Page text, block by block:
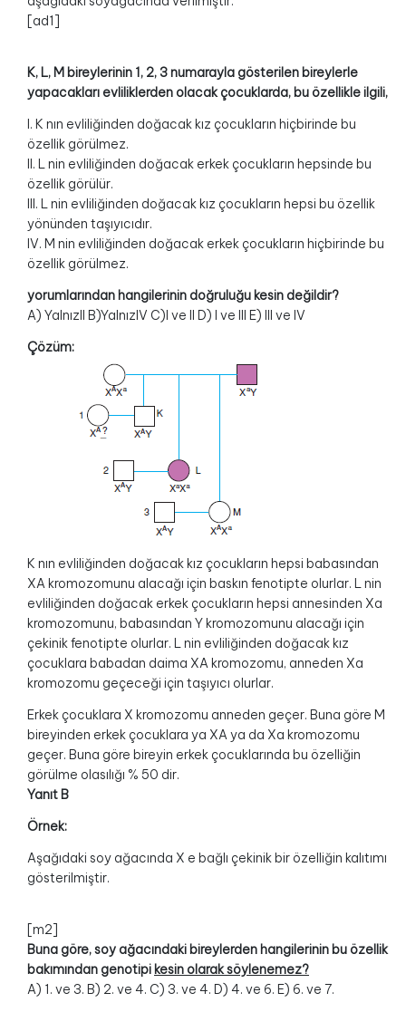
[ad1]
K, L, M bireylerinin 1, 2, 3 numarayla gösterilen bireylerle
yapacakları evliliklerden olacak çocuklarda, bu özellikle ilgili,
I. K nın evliliğinden doğacak kız çocukların hiçbirinde bu
özellik görülmez.
II. L nin evliliğinden doğacak erkek çocukların hepsinde bu
özellik görülür.
III. L nin evliliğinden doğacak kız çocukların hepsi bu özellik
yönünden taşıyıcıdır.
IV. M nin evliliğinden doğacak erkek çocukların hiçbirinde bu
özellik görülmez.
yorumlarından hangilerinin doğruluğu kesin değildir?
A) YalnızII B)YalnızIV C)I ve II D) I ve III E) III ve IV
Çözüm:
K nın evliliğinden doğacak kız çocukların hepsi babasından
XA kromozomunu alacağı için baskın fenotipte olurlar. L nin
evliliğinden doğacak erkek çocukların hepsi annesinden Xa
kromozomunu, babasından Y kromozomunu alacağı için
çekinik fenotipte olurlar. L nin evliliğinden doğacak kız
çocuklara babadan daima XA kromozomu, anneden Xa
kromozomu geçeceği için taşıyıcı olurlar.
Erkek çocuklara X kromozomu anneden geçer. Buna göre M
bireyinden erkek çocuklara ya XA ya da Xa kromozomu
geçer. Buna göre bireyin erkek çocuklarında bu özelliğin
görülme olasılığı % 50 dir.
Yanıt B
Örnek:
Aşağıdaki soy ağacında X e bağlı çekinik bir özelliğin kalıtımı
gösterilmiştir.
[m2]
Buna göre, soy ağacındaki bireylerden hangilerinin bu özellik
bakımından genotipi kesin olarak söylenemez?
A) 1. ve 3. B) 2. ve 4. C) 3. ve 4. D) 4. ve 6. E) 6. ve 7.